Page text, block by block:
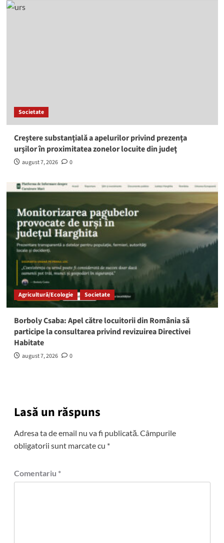
Societate
Creştere substanţială a apelurilor privind prezenţa
urşilor în proximitatea zonelor locuite din judeţ
august 7, 2026 0
Agricultură/Ecologie Societate
Borboly Csaba: Apel către locuitorii din România să
participe la consultarea privind revizuirea Directivei
Habitate
august 7, 2026 0
Lasă un răspuns
Adresa ta de email nu va fi publicată. Câmpurile
obligatorii sunt marcate cu *
Comentariu *